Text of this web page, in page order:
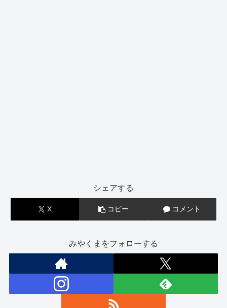
シェアする
X コピー コメント
みやくまをフォローする